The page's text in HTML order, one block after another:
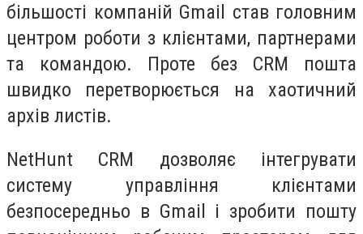
більшості компаній Gmail став головним
центром роботи з клієнтами, партнерами
та командою. Проте без CRM пошта
швидко перетворюється на хаотичний
архів листів.
NetHunt CRM дозволяє інтегрувати
систему управління клієнтами
безпосередньо в Gmail і зробити пошту